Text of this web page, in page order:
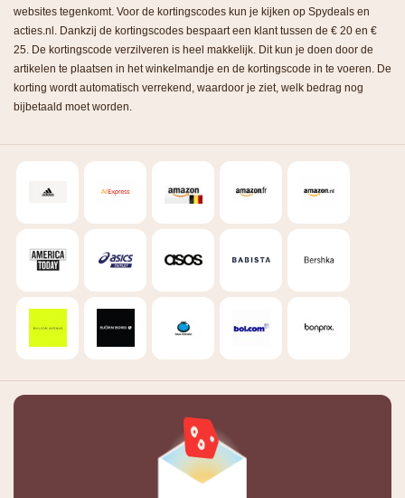
websites tegenkomt. Voor de kortingscodes kun je kijken op Spydeals en
acties.nl. Dankzij de kortingscodes bespaart een klant tussen de € 20 en €
25. De kortingscode verzilveren is heel makkelijk. Dit kun je doen door de
artikelen te plaatsen in het winkelmandje en de kortingscode in te voeren. De
korting wordt automatisch verrekend, waardoor je ziet, welk bedrag nog
bijbetaald moet worden.